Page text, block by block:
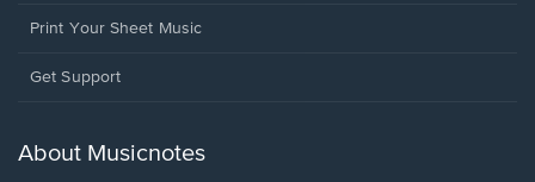
Print Your Sheet Music
Opens
new
Get Support
About Musicnotes